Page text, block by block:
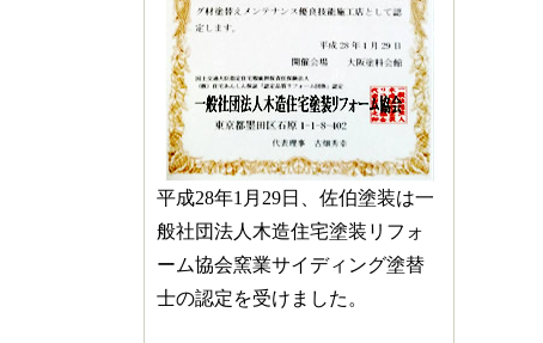
平成28年1月29日、佐伯塗装は一
般社団法人木造住宅塗装リフォ
ーム協会窯業サイディング塗替
士の認定を受けました。